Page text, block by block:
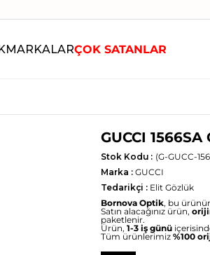
MARKALARÇOK SATANLAR
GUCCI 1566SA
(G-GUCC-
Stok Kodu
Marka : GUCCI
Tedarikçi : Elit Gözlük
Bornova Optik, bu ürünün
Satın alacağınız ürün,
paketlenir.
Ürün, 1-3 iş günü
Tüm ürünlerimiz %100